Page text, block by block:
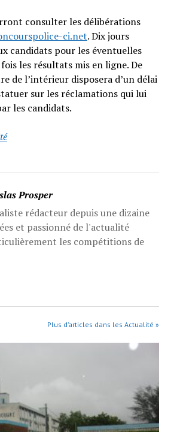
consulter les délibérations
ci.net. Dix jours
candidats pour les éventuelles
les résultats mis en ligne. De
de l’intérieur disposera d’un délai
sur les réclamations qui lui
les candidats.
Prosper
rédacteur depuis une dizaine
et passionné de l'actualité
les compétitions de
Plus d’articles dans les Actualité »